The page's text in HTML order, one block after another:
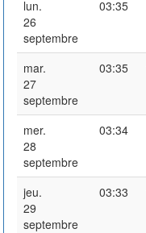
lun.
26
septembre
03:35
mar.
27
septembre
03:35
mer.
28
septembre
03:34
jeu.
29
septembre
03:33